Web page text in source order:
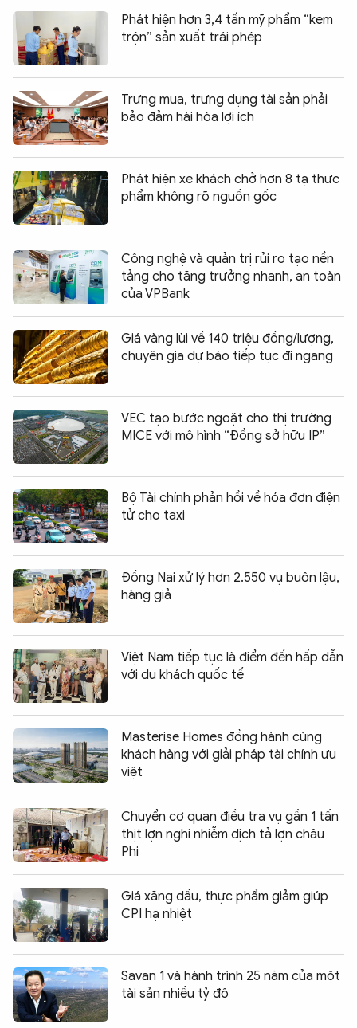
Phát hiện hơn 3,4 tấn mỹ phẩm “kem
trộn” sản xuất trái phép
Trưng mua, trưng dụng tài sản phải
bảo đảm hài hòa lợi ích
Phát hiện xe khách chở hơn 8 tạ thực
phẩm không rõ nguồn gốc
Công nghệ và quản trị rủi ro tạo nền
tảng cho tăng trưởng nhanh, an toàn
của VPBank
Giá vàng lùi về 140 triệu đồng/lượng,
chuyên gia dự báo tiếp tục đi ngang
VEC tạo bước ngoặt cho thị trường
MICE với mô hình “Đồng sở hữu IP”
Bộ Tài chính phản hồi về hóa đơn điện
tử cho taxi
Đồng Nai xử lý hơn 2.550 vụ buôn lậu,
hàng giả
Việt Nam tiếp tục là điểm đến hấp dẫn
với du khách quốc tế
Masterise Homes đồng hành cùng
khách hàng với giải pháp tài chính ưu
việt
Chuyển cơ quan điều tra vụ gần 1 tấn
thịt lợn nghi nhiễm dịch tả lợn châu
Phi
Giá xăng dầu, thực phẩm giảm giúp
CPI hạ nhiệt
Savan 1 và hành trình 25 năm của một
tài sản nhiều tỷ đô